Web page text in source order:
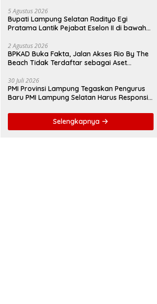
5 Agustus 2026
Bupati Lampung Selatan Radityo Egi
Pratama Lantik Pejabat Eselon II di bawah
2 Agustus 2026
BPKAD Buka Fakta, Jalan Akses Rio By The
Beach Tidak Terdaftar sebagai Aset
30 Juli 2026
PMI Provinsi Lampung Tegaskan Pengurus
Baru PMI Lampung Selatan Harus Responsif
Selengkapnya